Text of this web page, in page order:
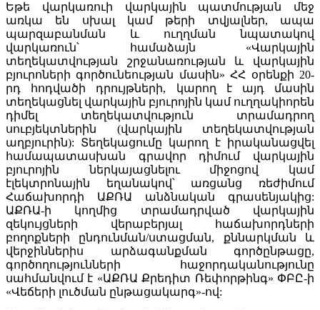
Եթե վարկառուի վարկային պատմության մեջ
առկա են սխալ կամ թերի տվյալներ, ապա
պարզաբանման և ուղղման նպատակով
վարկառուն՝ համաձայն «Վարկային
տեղեկատվության շրջանառության և վարկային
բյուրոների գործունեության մասին» ՀՀ օրենքի 20-
րդ հոդվածի դրույթների, կարող է այդ մասին
տեղեկացնել վարկային բյուրոյին կամ ուղղակիորեն
դիմել տեղեկատվություն տրամադրող
սուբյեկտներին (վարկային տեղեկատվության
աղբյուրին): Տեղեկացումը կարող է իրականացվել
համապատասխան գրավոր դիմում վարկային
բյուրոյին ներկայացնելու միջոցով կամ
էլեկտրոնային եղանակով՝ առցանց ռեժիմում
Հաճախորդի ԱՔՌԱ անձնական գրասենյակից:
ԱՔՌԱ-ի կողմից տրամադրված վարկային
զեկույցների վերաբերյալ հաճախորդների
բողոքների ընդունման/ստացման, քննարկման և
վերջիններիս արձագանքման գործընթացը,
գործողությունների հաջորդականությունը
սահմանվում է «ԱՔՌԱ Քրեդիտ Ռեփորթինգ» ՓԲԸ-ի
«Վեճերի լուծման ընթացակարգ»-ով: